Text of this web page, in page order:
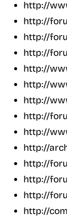
http://
http://
http://
http://
http://
http://
http://
http://
http://
http://
http://
http://
http://
http://